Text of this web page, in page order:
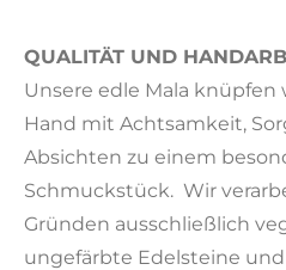
QUALITÄT UND
Unsere edle Mala knüpfen
Hand mit Achtsamkeit,
Absichten zu einem
Schmuckstück. Wir
Gründen ausschließlich
ungefärbte Edelsteine